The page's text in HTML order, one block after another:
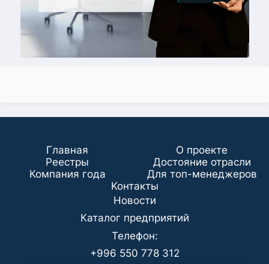
Главная
О проекте
Реестры
Достояние отрасли
Компания года
Для топ-менеджеров
Koнтaкты
Новости
Каталог предприятий
Телефон:
+996 550 778 312